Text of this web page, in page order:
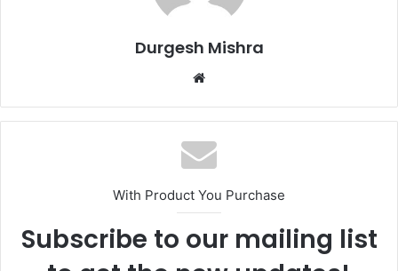
Durgesh Mishra
Website
With Product You Purchase
Subscribe to our mailing list